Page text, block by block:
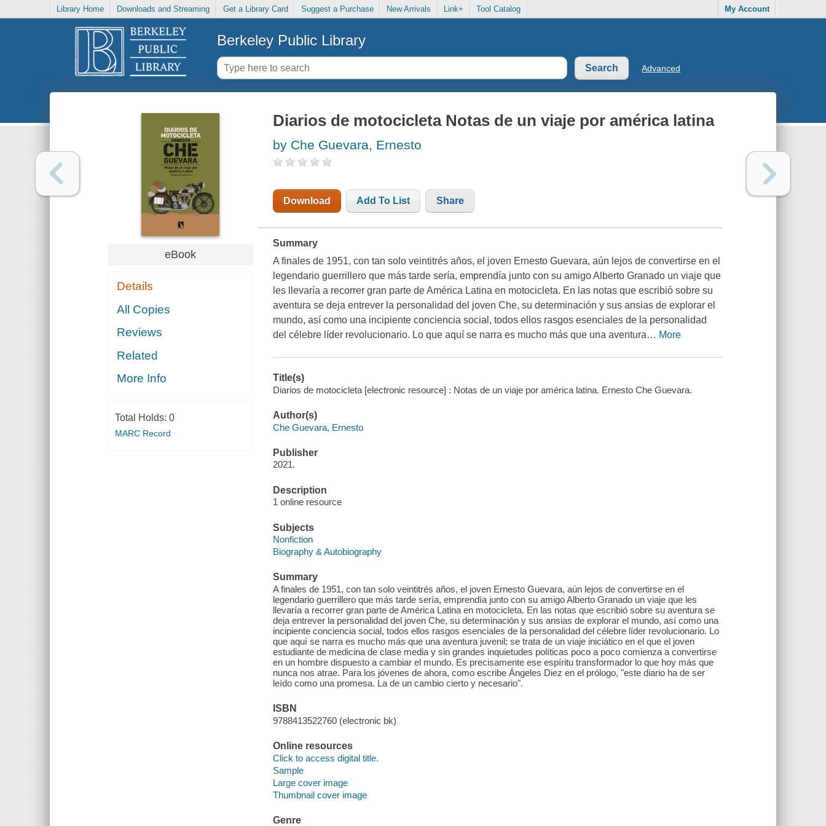
Library Home Downloads and Streaming Get a Library Card Suggest a Purchase New Arrivals Link+ Tool Catalog My Account
Berkeley Public Library
Advanced
eBook
Details
All Copies
Reviews
Related
More Info
Total Holds: 0
MARC Record
Diarios de motocicleta Notas de un viaje por américa latina
by Che Guevara, Ernesto
Download Add To List Share
Summary
A finales de 1951, con tan solo veintitrés años, el joven Ernesto Guevara, aún lejos de convertirse en el
legendario guerrillero que más tarde sería, emprendía junto con su amigo Alberto Granado un viaje que
les llevaría a recorrer gran parte de América Latina en motocicleta. En las notas que escribió sobre su
aventura se deja entrever la personalidad del joven Che, su determinación y sus ansias de explorar el
mundo, así como una incipiente conciencia social, todos ellos rasgos esenciales de la personalidad
del célebre líder revolucionario. Lo que aquí se narra es mucho más que una aventura… More
Title(s)
Diarios de motocicleta [electronic resource] : Notas de un viaje por américa latina. Ernesto Che Guevara.
Author(s)
Che Guevara, Ernesto
Publisher
2021.
Description
1 online resource
Subjects
Nonfiction
Biography & Autobiography
Summary
A finales de 1951, con tan solo veintitrés años, el joven Ernesto Guevara, aún lejos de convertirse en el
legendario guerrillero que más tarde sería, emprendía junto con su amigo Alberto Granado un viaje que les
llevaría a recorrer gran parte de América Latina en motocicleta. En las notas que escribió sobre su aventura se
deja entrever la personalidad del joven Che, su determinación y sus ansias de explorar el mundo, así como una
incipiente conciencia social, todos ellos rasgos esenciales de la personalidad del célebre líder revolucionario. Lo
que aquí se narra es mucho más que una aventura juvenil; se trata de un viaje iniciático en el que el joven
estudiante de medicina de clase media y sin grandes inquietudes políticas poco a poco comienza a convertirse
en un hombre dispuesto a cambiar el mundo. Es precisamente ese espíritu transformador lo que hoy más que
nunca nos atrae. Para los jóvenes de ahora, como escribe Ángeles Diez en el prólogo, "este diario ha de ser
leído como una promesa. La de un cambio cierto y necesario".
ISBN
9788413522760 (electronic bk)
Online resources
Click to access digital title.
Sample
Large cover image
Thumbnail cover image
Genre